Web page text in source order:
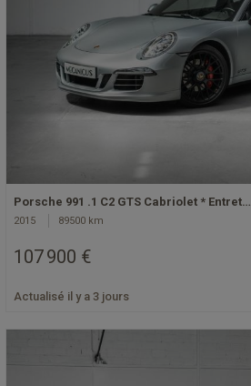
Porsche 991 .1 C2 GTS Cabriolet * Entret…
2015 89500 km
107 900 €
Actualisé il y a 3 jours